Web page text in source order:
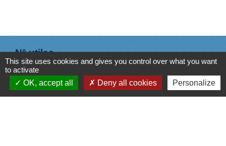
N° utiles
Commune de Saint-Léger-les-Vignes
16 rue de Nantes
44710 Saint-Léger-les-Vignes - FRANCE
This site uses cookies and gives you control over what you want
to activate
OK, accept all
Deny all cookies Personalize